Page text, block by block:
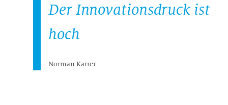
Der Innovationsdruck ist
hoch
Norman Karrer